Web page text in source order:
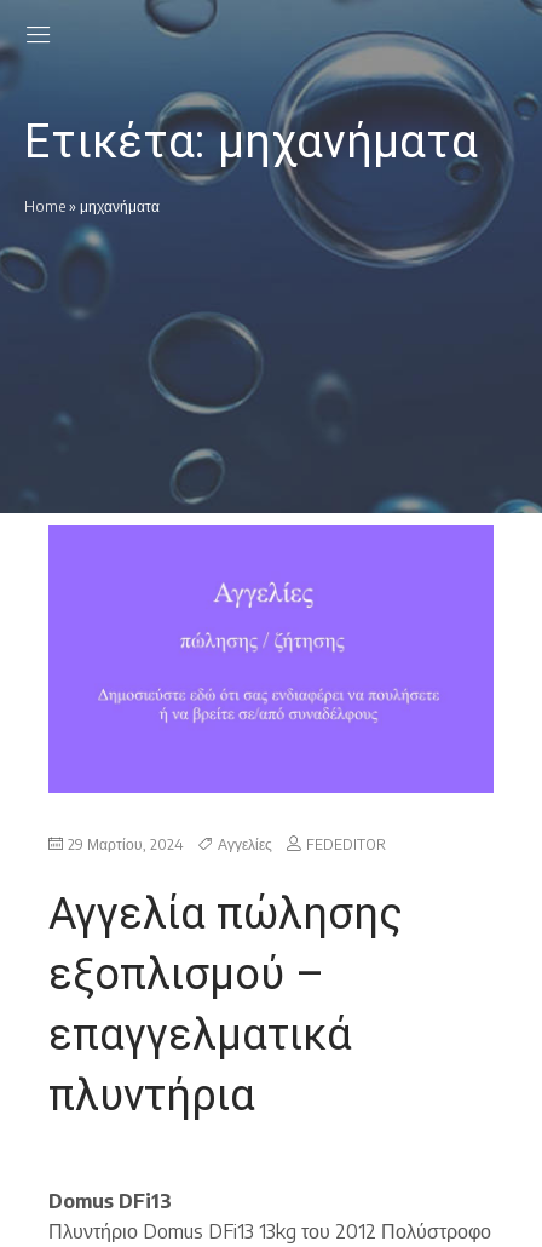
Ετικέτα:μηχανήματα
Home » μηχανήματα
29 Μαρτίου, 2024 Αγγελίες FEDEDITOR
Αγγελία πώλησης
εξοπλισμού –
επαγγελματικά
πλυντήρια
Domus DFi13
Πλυντήριο Domus DFi13 13kg του 2012 Πολύστροφο